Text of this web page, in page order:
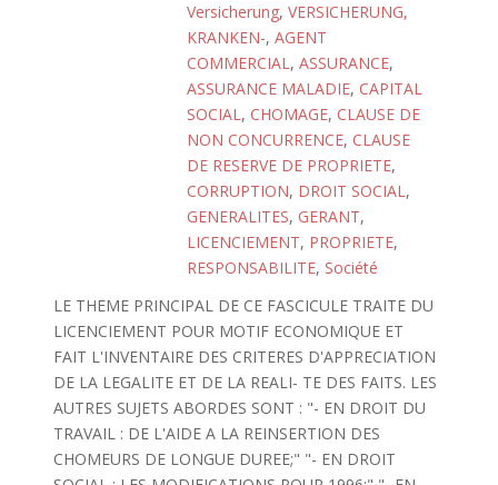
Versicherung, VERSICHERUNG,
KRANKEN-, AGENT
COMMERCIAL, ASSURANCE,
ASSURANCE MALADIE, CAPITAL
SOCIAL, CHOMAGE, CLAUSE DE
NON CONCURRENCE, CLAUSE
DE RESERVE DE PROPRIETE,
CORRUPTION, DROIT SOCIAL,
GENERALITES, GERANT,
LICENCIEMENT, PROPRIETE,
RESPONSABILITE, Société
LE THEME PRINCIPAL DE CE FASCICULE TRAITE DU
LICENCIEMENT POUR MOTIF ECONOMIQUE ET
FAIT L'INVENTAIRE DES CRITERES D'APPRECIATION
DE LA LEGALITE ET DE LA REALI- TE DES FAITS. LES
AUTRES SUJETS ABORDES SONT : "- EN DROIT DU
TRAVAIL : DE L'AIDE A LA REINSERTION DES
CHOMEURS DE LONGUE DUREE;" "- EN DROIT